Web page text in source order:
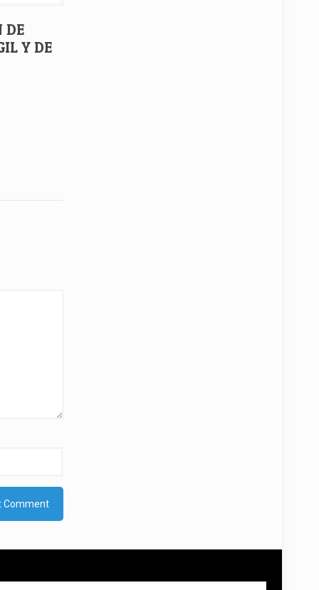
DE
Y DE